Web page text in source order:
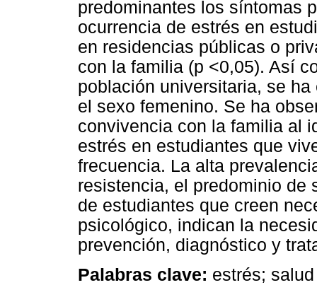
predominantes los síntomas
ocurrencia de estrés en
en residencias públicas o
con la familia (p <0,05). Así
población universitaria, se
el sexo femenino. Se ha
convivencia con la familia al
estrés en estudiantes que
frecuencia. La alta
resistencia, el predominio
de estudiantes que creen
psicológico, indican la
prevención, diagnóstico y
Palabras clave: estrés;